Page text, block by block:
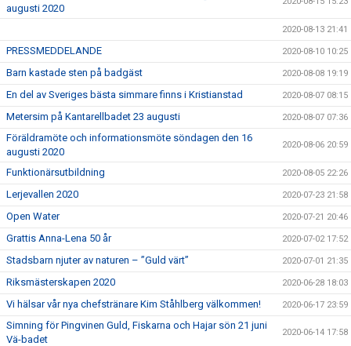
augusti 2020
2020-08-13 21:41
PRESSMEDDELANDE 2020-08-10 10:25
Barn kastade sten på badgäst 2020-08-08 19:19
En del av Sveriges bästa simmare finns i Kristianstad 2020-08-07 08:15
Metersim på Kantarellbadet 23 augusti 2020-08-07 07:36
Föräldramöte och informationsmöte söndagen den 16
augusti 2020
2020-08-06 20:59
Funktionärsutbildning 2020-08-05 22:26
Lerjevallen 2020 2020-07-23 21:58
Open Water 2020-07-21 20:46
Grattis Anna-Lena 50 år 2020-07-02 17:52
Stadsbarn njuter av naturen – ”Guld värt” 2020-07-01 21:35
Riksmästerskapen 2020 2020-06-28 18:03
Vi hälsar vår nya chefstränare Kim Ståhlberg välkommen! 2020-06-17 23:59
Simning för Pingvinen Guld, Fiskarna och Hajar sön 21 juni
Vä-badet
2020-06-14 17:58